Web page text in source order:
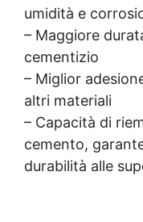
umidità e
– Maggiore
cementizio
– Miglior
altri materiali
– Capacità di
cemento,
durabilità alle